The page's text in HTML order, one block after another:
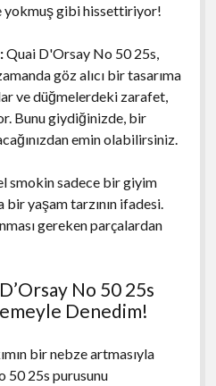
yokmuş gibi hissettiriyor!
Quai D'Orsay No 50 25s,
göz alıcı bir tasarıma
ve düğmelerdeki zarafet,
Bunu giydiğinizde, bir
emin olabilirsiniz.
smokin sadece bir giyim
bir yaşam tarzının ifadesi.
gereken parçalardan
No 50 25s
Denedim!
bir nebze artmasıyla
25s purusunu